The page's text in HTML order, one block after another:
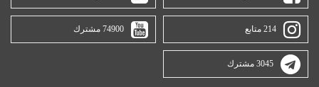
214 متابع 74900 مشترك
3045 مشترك